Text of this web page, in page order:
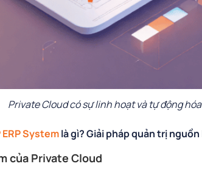
Private Cloud có sự linh hoạt và tự động
ERP Systemlà gì? Giải pháp quản trị
của Private Cloud